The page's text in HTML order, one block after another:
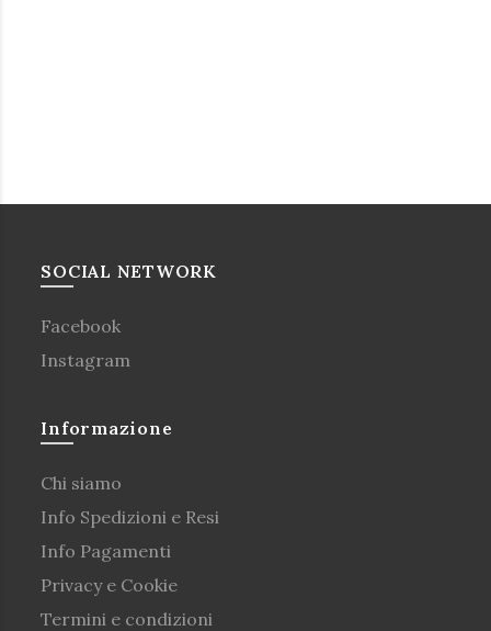
SOCIAL NETWORK
Facebook
Instagram
Informazione
Chi siamo
Info Spedizioni e Resi
Info Pagamenti
Privacy e Cookie
Termini e condizioni